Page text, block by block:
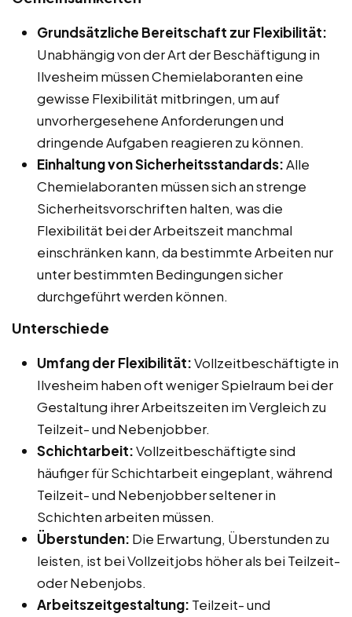
Grundsätzliche Bereitschaft zur Flexibilität:
Unabhängig von der Art der Beschäftigung in
Ilvesheim müssen Chemielaboranten eine
gewisse Flexibilität mitbringen, um auf
unvorhergesehene Anforderungen und
dringende Aufgaben reagieren zu können.
Einhaltung von Sicherheitsstandards:Alle
Chemielaboranten müssen sich an strenge
Sicherheitsvorschriften halten, was die
Flexibilität bei der Arbeitszeit manchmal
einschränken kann, da bestimmte Arbeiten nur
unter bestimmten Bedingungen sicher
durchgeführt werden können.
Unterschiede
Umfang der Flexibilität:Vollzeitbeschäftigte in
Ilvesheim haben oft weniger Spielraum bei der
Gestaltung ihrer Arbeitszeiten im Vergleich zu
Teilzeit- und Nebenjobber.
Schichtarbeit:Vollzeitbeschäftigte sind
häufiger für Schichtarbeit eingeplant, während
Teilzeit- und Nebenjobber seltener in
Schichten arbeiten müssen.
Überstunden: Die Erwartung, Überstunden zu
leisten, ist bei Vollzeitjobs höher als bei Teilzeit-
oder Nebenjobs.
Arbeitszeitgestaltung: Teilzeit- und